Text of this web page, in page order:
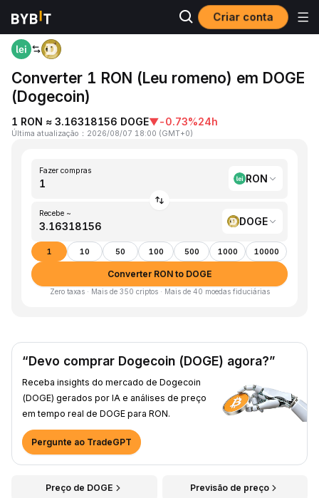
Criar conta
Página inicial
Converter 1 RON (Leu romeno) em DOGE
(Dogecoin)
1 RON ≈ 3.16318156 DOGE▼-0.73%24h
Última atualização ： 2026/08/07 18:00 (GMT+0)
Fazer compras
RON
Recebe ~
DOGE
1 10 50 100 500 1000 10000
Converter RON to DOGE
Zero taxas · Mais de 350 criptos · Mais de 40 moedas fiduciárias
“Devo comprar Dogecoin (DOGE) agora?”
Receba insights do mercado de Dogecoin
(DOGE) gerados por IA e análises de preço
em tempo real de DOGE para RON.
Pergunte ao TradeGPT
Preço de DOGE Previsão de preço